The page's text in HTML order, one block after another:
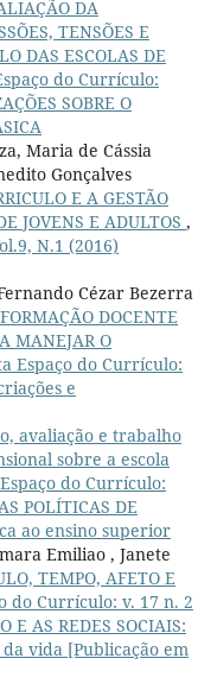
DA
TENSÕES E
DAS ESCOLAS DE
do Currículo:
SOBRE O
Maria de Cássia
Gonçalves
E A GESTÃO
JOVENS E ADULTOS ,
N.1 (2016)
Cézar Bezerra
DOCENTE
MANEJAR O
Espaço do Currículo:
e
avaliação e trabalho
sobre a escola
do Currículo:
POLÍTICAS DE
ao ensino superior
Emiliao , Janete
TEMPO, AFETO E
do Currículo: v. 17 n. 2
E AS REDES SOCIAIS:
vida [Publicação em